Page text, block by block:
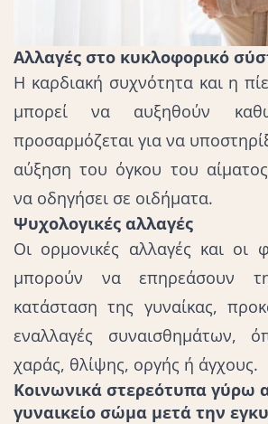
Αλλαγές στο κυκλοφορικό
Η καρδιακή συχνότητα και η
μπορεί να αυξηθούν
προσαρμόζεται για να
αύξηση του όγκου του
να οδηγήσει σε οιδήματα.
Ψυχολογικές αλλαγές
Οι ορμονικές αλλαγές και οι
μπορούν να επηρεάσουν
κατάσταση της γυναίκας,
εναλλαγές συναισθημάτων,
χαράς, θλίψης, οργής ή άγχους.
Κοινωνικά στερεότυπα γύρω
γυναικείο σώμα μετά την